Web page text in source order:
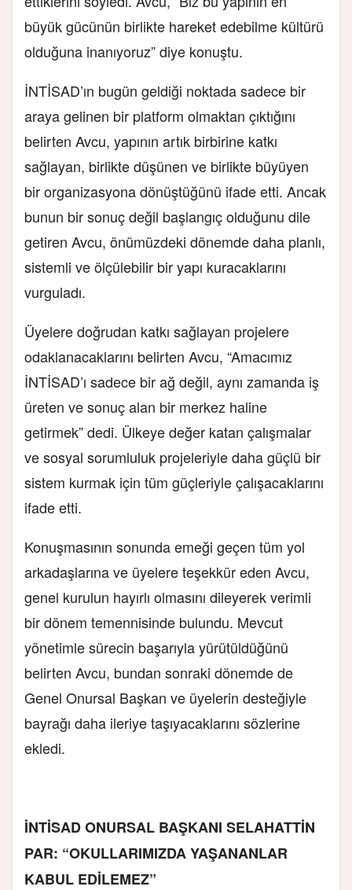
büyük gücünün birlikte hareket edebilme kültürü
olduğuna inanıyoruz” diye konuştu.
İNTİSAD’ın bugün geldiği noktada sadece bir
araya gelinen bir platform olmaktan çıktığını
belirten Avcu, yapının artık birbirine katkı
sağlayan, birlikte düşünen ve birlikte büyüyen
bir organizasyona dönüştüğünü ifade etti. Ancak
bunun bir sonuç değil başlangıç olduğunu dile
getiren Avcu, önümüzdeki dönemde daha planlı,
sistemli ve ölçülebilir bir yapı kuracaklarını
vurguladı.
Üyelere doğrudan katkı sağlayan projelere
odaklanacaklarını belirten Avcu, “Amacımız
İNTİSAD’ı sadece bir ağ değil, aynı zamanda iş
üreten ve sonuç alan bir merkez haline
getirmek” dedi. Ülkeye değer katan çalışmalar
ve sosyal sorumluluk projeleriyle daha güçlü bir
sistem kurmak için tüm güçleriyle çalışacaklarını
ifade etti.
Konuşmasının sonunda emeği geçen tüm yol
arkadaşlarına ve üyelere teşekkür eden Avcu,
genel kurulun hayırlı olmasını dileyerek verimli
bir dönem temennisinde bulundu. Mevcut
yönetimle sürecin başarıyla yürütüldüğünü
belirten Avcu, bundan sonraki dönemde de
Genel Onursal Başkan ve üyelerin desteğiyle
bayrağı daha ileriye taşıyacaklarını sözlerine
ekledi.
İNTİSAD ONURSAL BAŞKANI SELAHATTİN
PAR: “OKULLARIMIZDA YAŞANANLAR
KABUL EDİLEMEZ”